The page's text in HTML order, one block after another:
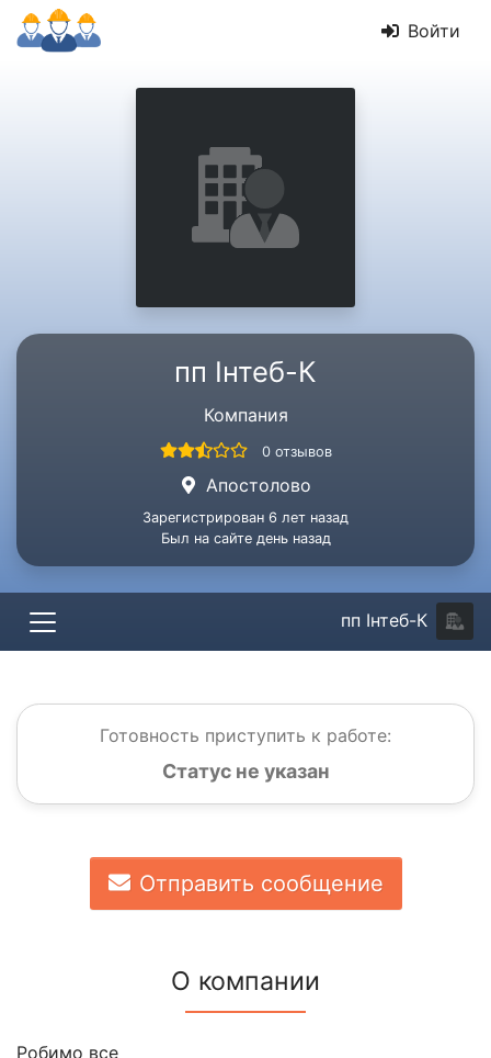
Войти
пп Інтеб-К
Компания
0 отзывов
Апостоловo
Зарегистрирован 6 лет назад
Был на сайте день назад
пп Інтеб-К
Готовность приступить к работе:
Статус не указан
Отправить сообщение
О компании
Робимо все